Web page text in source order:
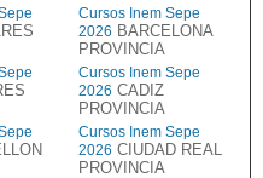
Cursos Inem Sepe
2026 BARCELONA
PROVINCIA
Cursos Inem Sepe
2026 CADIZ
PROVINCIA
Cursos Inem Sepe
2026 CIUDAD REAL
PROVINCIA